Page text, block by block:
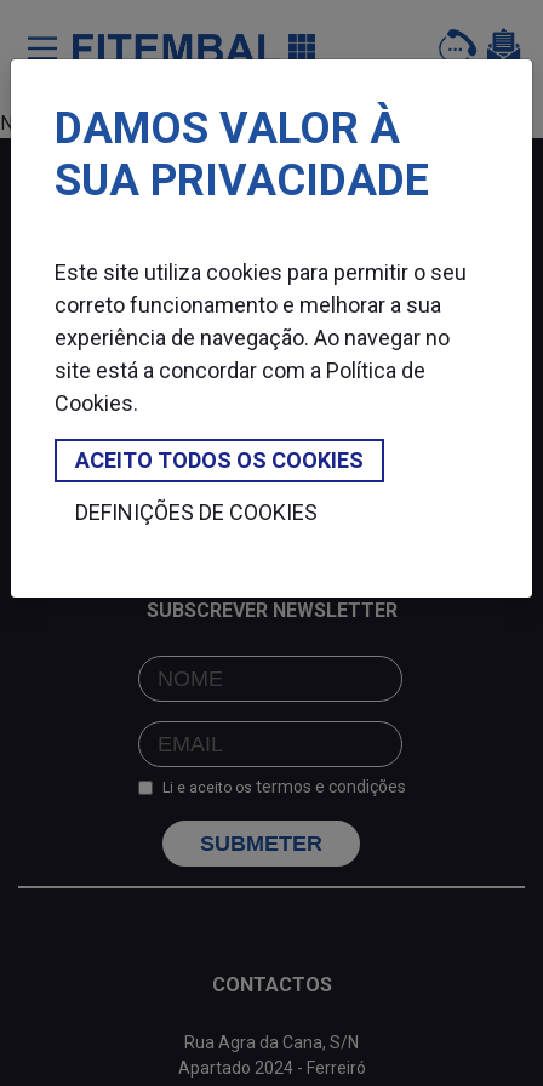
Saltar para o conteï¿½do principal da pï¿½gina
Nenhum produto encontrado.
SIGA-NOS
SUBSCREVER NEWSLETTER
Li e aceito os termos e condições
SUBMETER
CONTACTOS
Rua Agra da Cana, S/N
Apartado 2024 - Ferreiró
DAMOS VALOR À
SUA PRIVACIDADE
Este site utiliza cookies para permitir o seu
correto funcionamento e melhorar a sua
experiência de navegação. Ao navegar no
site está a concordar com a Política de
Cookies.
ACEITO TODOS OS COOKIES
DEFINIÇÕES DE COOKIES